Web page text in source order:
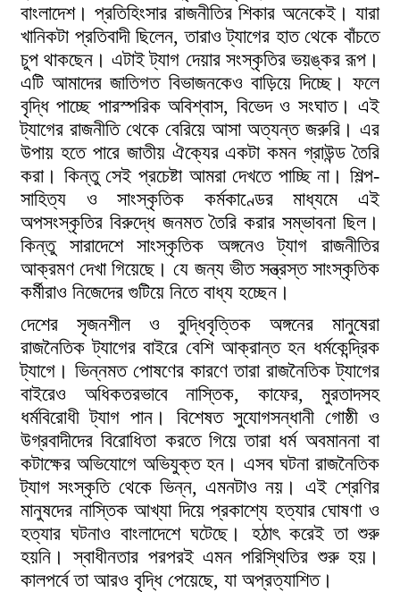
বাংলাদেশ। প্রতিহিংসার রাজনীতির শিকার অনেকেই। যারা
খানিকটা প্রতিবাদী ছিলেন, তারাও ট্যাগের হাত থেকে বাঁচতে
চুপ থাকছেন। এটাই ট্যাগ দেয়ার সংস্কৃতির ভয়ঙ্কর রূপ।
এটি আমাদের জাতিগত বিভাজনকেও বাড়িয়ে দিচ্ছে। ফলে
বৃদ্ধি পাচ্ছে পারস্পরিক অবিশ্বাস, বিভেদ ও সংঘাত। এই
ট্যাগের রাজনীতি থেকে বেরিয়ে আসা অত্যন্ত জরুরি। এর
উপায় হতে পারে জাতীয় ঐক্যের একটা কমন গ্রাউন্ড তৈরি
করা। কিন্তু সেই প্রচেষ্টা আমরা দেখতে পাচ্ছি না। শিল্প-
সাহিত্য ও সাংস্কৃতিক কর্মকাণ্ডের মাধ্যমে এই
অপসংস্কৃতির বিরুদ্ধে জনমত তৈরি করার সম্ভাবনা ছিল।
কিন্তু সারাদেশে সাংস্কৃতিক অঙ্গনেও ট্যাগ রাজনীতির
আক্রমণ দেখা গিয়েছে। যে জন্য ভীত সন্ত্রস্ত সাংস্কৃতিক
কর্মীরাও নিজেদের গুটিয়ে নিতে বাধ্য হচ্ছেন।
দেশের সৃজনশীল ও বুদ্ধিবৃত্তিক অঙ্গনের মানুষেরা
রাজনৈতিক ট্যাগের বাইরে বেশি আক্রান্ত হন ধর্মকেন্দ্রিক
ট্যাগে। ভিন্নমত পোষণের কারণে তারা রাজনৈতিক ট্যাগের
বাইরেও অধিকতরভাবে নাস্তিক, কাফের, মুরতাদসহ
ধর্মবিরোধী ট্যাগ পান। বিশেষত সুযোগসন্ধানী গোষ্ঠী ও
উগ্রবাদীদের বিরোধিতা করতে গিয়ে তারা ধর্ম অবমাননা বা
কটাক্ষের অভিযোগে অভিযুক্ত হন। এসব ঘটনা রাজনৈতিক
ট্যাগ সংস্কৃতি থেকে ভিন্ন, এমনটাও নয়। এই শ্রেণির
মানুষদের নাস্তিক আখ্যা দিয়ে প্রকাশ্যে হত্যার ঘোষণা ও
হত্যার ঘটনাও বাংলাদেশে ঘটেছে। হঠাৎ করেই তা শুরু
হয়নি। স্বাধীনতার পরপরই এমন পরিস্থিতির শুরু হয়।
কালপর্বে তা আরও বৃদ্ধি পেয়েছে, যা অপ্রত্যাশিত।